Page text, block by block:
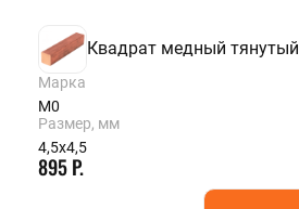
Квадрат медный тянутый
Марка
М0
Размер, мм
4,5х4,5
895 Р.